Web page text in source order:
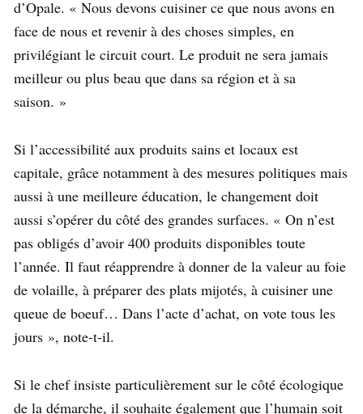
d’Opale. « Nous devons cuisiner ce que nous avons en
face de nous et revenir à des choses simples, en
privilégiant le circuit court. Le produit ne sera jamais
meilleur ou plus beau que dans sa région et à sa
saison. »
Si l’accessibilité aux produits sains et locaux est
capitale, grâce notamment à des mesures politiques mais
aussi à une meilleure éducation, le changement doit
aussi s’opérer du côté des grandes surfaces. « On n’est
pas obligés d’avoir 400 produits disponibles toute
l’année. Il faut réapprendre à donner de la valeur au foie
de volaille, à préparer des plats mijotés, à cuisiner une
queue de boeuf… Dans l’acte d’achat, on vote tous les
jours », note-t-il.
Si le chef insiste particulièrement sur le côté écologique
de la démarche, il souhaite également que l’humain soit